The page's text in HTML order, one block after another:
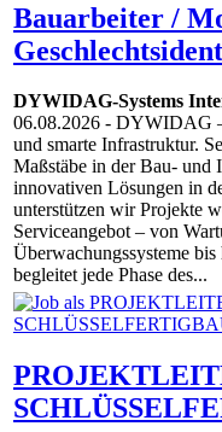
Bauarbeiter /
DYWIDAG-Systems
06.08.2026 - DYWIDAG –
und smarte Infrastruktur.
Maßstäbe in der Bau-
innovativen Lösungen in
unterstützen wir Projekte
Serviceangebot – von
Überwachungssysteme
begleitet jede Phase des...